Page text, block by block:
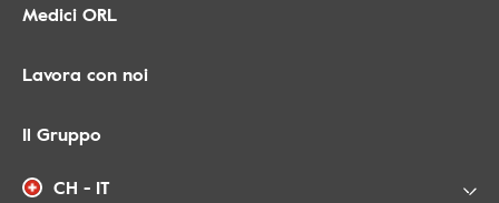
Medici ORL
Lavora con noi
Il Gruppo
CH - IT